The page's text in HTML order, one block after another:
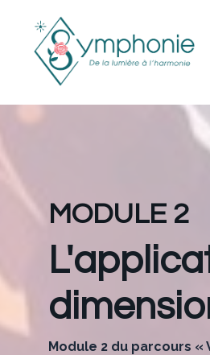
MODULE 2
Module 2 du parcours «